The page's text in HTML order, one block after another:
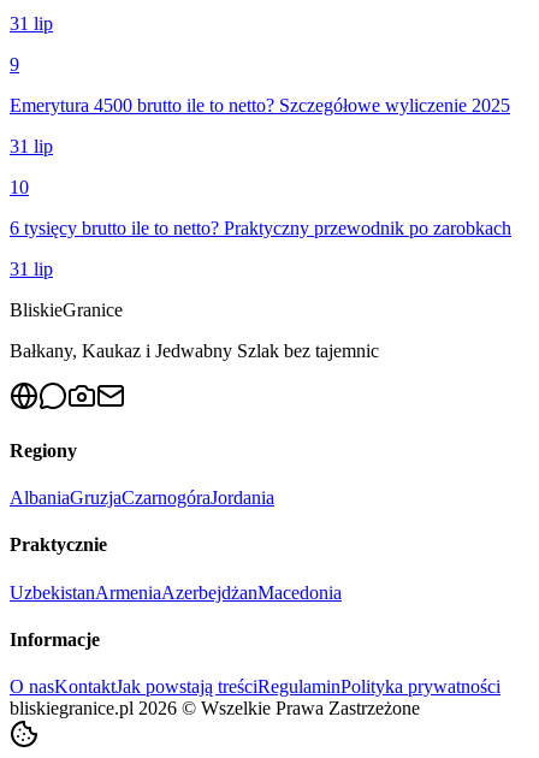
31 lip
9
Emerytura 4500 brutto ile to netto? Szczegółowe wyliczenie 2025
31 lip
10
6 tysięcy brutto ile to netto? Praktyczny przewodnik po zarobkach
31 lip
BliskieGranice
Bałkany, Kaukaz i Jedwabny Szlak bez tajemnic
Regiony
AlbaniaGruzjaCzarnogóraJordania
Praktycznie
UzbekistanArmeniaAzerbejdżanMacedonia
Informacje
O nasKontaktJak powstają treściRegulaminPolityka prywatności
bliskiegranice.pl 2026 © Wszelkie Prawa Zastrzeżone